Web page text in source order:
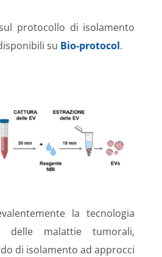
protocollo di isolamento
su Bio-protocol.
la tecnologia
delle malattie tumorali,
di isolamento ad approcci